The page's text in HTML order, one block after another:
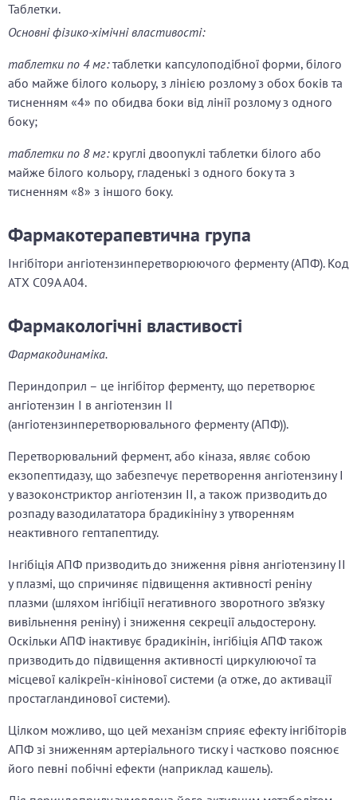
Таблетки.
Основні фізико-хімічні властивості:
таблетки по 4 мг:таблетки капсулоподібної форми, білого
або майже білого кольору, з лінією розлому з обох боків та
тисненням «4» по обидва боки від лінії розлому з одного
боку;
таблетки по 8 мг:круглі двоопуклі таблетки білого або
майже білого кольору, гладенькі з одного боку та з
тисненням «8» з іншого боку.
Фармакотерапевтична група
Iнгiбiтори ангiотензинперетворюючого ферменту (АПФ). Код
АТХ C09A A04.
Фармакологічні властивості
Фармакодинаміка.
Периндоприл – це інгібітор ферменту, що перетворює
ангіотензин I в ангіотензин II
(ангіотензинперетворювального ферменту (АПФ)).
Перетворювальний фермент, або кіназа, являє собою
екзопептидазу, що забезпечує перетворення ангіотензину I
у вазоконстриктор ангіотензин II, а також призводить до
розпаду вазодилататора брадикініну з утворенням
неактивного гептапептиду.
Інгібіція АПФ призводить до зниження рівня ангіотензину II
у плазмі, що спричиняє підвищення активності реніну
плазми (шляхом інгібіції негативного зворотного зв’язку
вивільнення реніну) і зниження секреції альдостерону.
Оскільки АПФ інактивує брадикінін, інгібіція АПФ також
призводить до підвищення активності циркулюючої та
місцевої калікреїн-кінінової системи (а отже, до активації
простагландинової системи).
Цілком можливо, що цей механізм сприяє ефекту інгібіторів
АПФ зі зниженням артеріального тиску і частково пояснює
його певні побічні ефекти (наприклад кашель).